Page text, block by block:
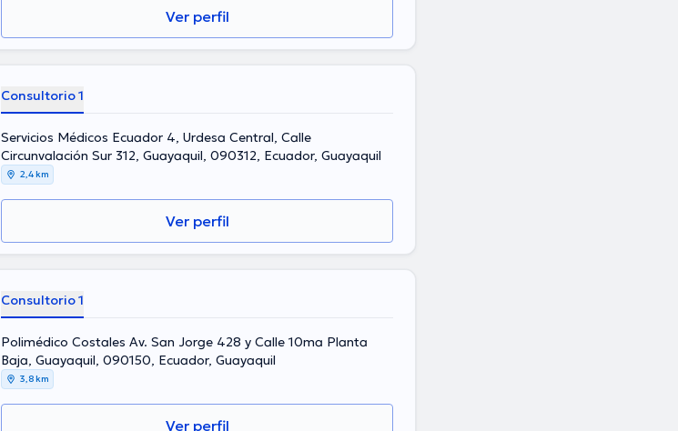
Ver perfil
Consultorio 1
Servicios Médicos Ecuador 4, Urdesa Central, Calle
Circunvalación Sur 312, Guayaquil, 090312, Ecuador, Guayaquil
2,4 km
Ver perfil
Consultorio 1
Polimédico Costales Av. San Jorge 428 y Calle 10ma Planta
Baja, Guayaquil, 090150, Ecuador, Guayaquil
3,8 km
Ver perfil